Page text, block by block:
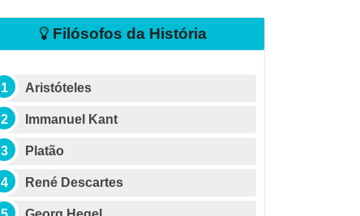
Filósofos da História
Aristóteles
Immanuel Kant
Platão
René Descartes